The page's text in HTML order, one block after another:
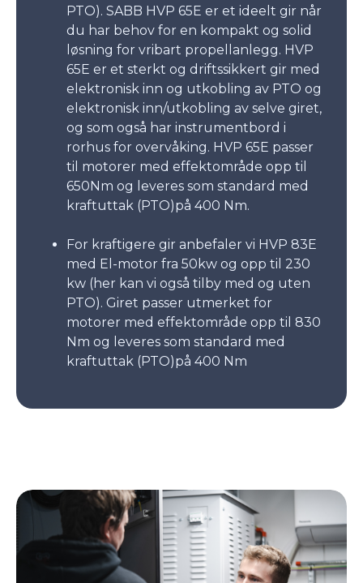
PTO). SABB HVP 65E er et ideelt gir når
du har behov for en kompakt og solid
løsning for vribart propellanlegg. HVP
65E er et sterkt og driftssikkert gir med
elektronisk inn og utkobling av PTO og
elektronisk inn/utkobling av selve giret,
og som også har instrumentbord i
rorhus for overvåking. HVP 65E passer
til motorer med effektområde opp til
650Nm og leveres som standard med
kraftuttak (PTO)på 400 Nm.
For kraftigere gir anbefaler vi HVP 83E
med El-motor fra 50kw og opp til 230
kw (her kan vi også tilby med og uten
PTO). Giret passer utmerket for
motorer med effektområde opp til 830
Nm og leveres som standard med
kraftuttak (PTO)på 400 Nm